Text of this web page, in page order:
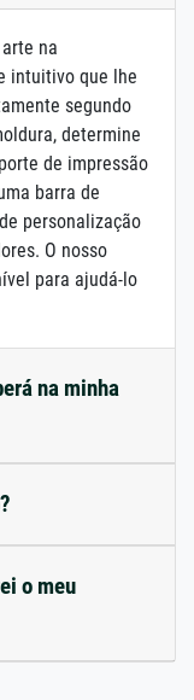
na
intuitivo que lhe
segundo
determine
de impressão
barra de
personalização
O nosso
para ajudá-lo
na minha
o meu